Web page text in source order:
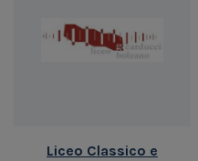
Liceo Classico e